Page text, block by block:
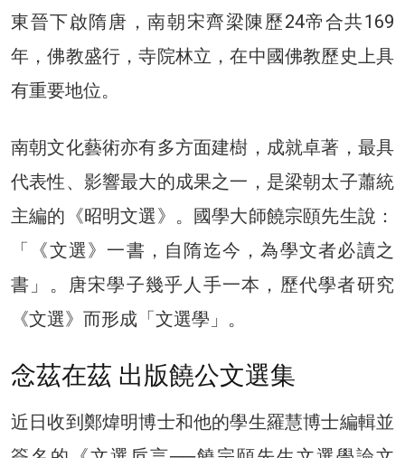
東晉下啟隋唐，南朝宋齊梁陳歷24帝合共169
年，佛教盛行，寺院林立，在中國佛教歷史上具
有重要地位。
南朝文化藝術亦有多方面建樹，成就卓著，最具
代表性、影響最大的成果之一，是梁朝太子蕭統
主編的《昭明文選》。國學大師饒宗頤先生說：
「《文選》一書，自隋迄今，為學文者必讀之
書」。唐宋學子幾乎人手一本，歷代學者研究
《文選》而形成「文選學」。
念茲在茲 出版饒公文選集
近日收到鄭煒明博士和他的學生羅慧博士編輯並